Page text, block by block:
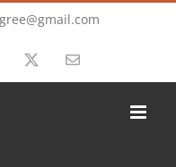
Email